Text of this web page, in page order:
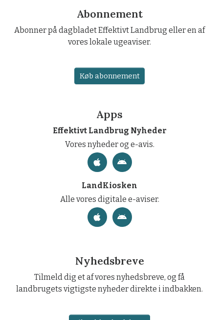
Abonnement
Abonner på dagbladet Effektivt Landbrug eller en af
vores lokale ugeaviser.
Køb abonnement
Apps
Effektivt Landbrug Nyheder
Vores nyheder og e-avis.
LandKiosken
Alle vores digitale e-aviser.
Nyhedsbreve
Tilmeld dig et af vores nyhedsbreve, og få
landbrugets vigtigste nyheder direkte i indbakken.